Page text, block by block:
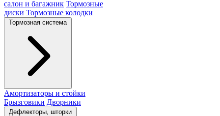
салон и багажник Тормозные
диски Тормозные колодки
Тормозная система
Амортизаторы и стойки
Брызговики Дворники
Дефлекторы, шторки